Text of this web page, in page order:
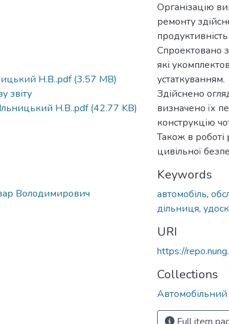
Н.В..pdf(3.57 MB)
звіту
Н.В..pdf(42.77 KB)
Володимирович
Організацію
ремонту
продуктивність
Спроектовано
які
устаткуванням.
Здійснено
визначено їх
конструкцію
Також в
цивільної
Keywords
автомобіль,
дільниця,
URI
https://
Collections